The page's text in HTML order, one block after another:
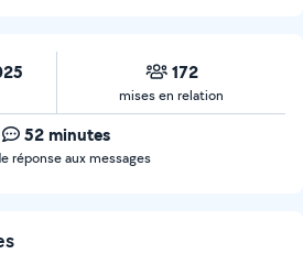
172
mises en relation
52 minutes
réponse aux messages